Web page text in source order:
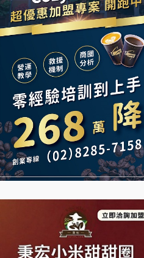
蓁伙烤倆吃加盟說明會
霏等茶加盟說明會
早安山丘加盟說明會
冰封仙果加盟說明會
Ramble Café 漫步藍咖啡加盟
說明會
微風亭鐵板燒加盟說明會
鮮茶道加盟說明會
【曉妍美妝】誠徵行政櫃檯
拾鑶火鍋加盟說明會
阿性情趣無人販售所加盟明會
龍涎居好湯加盟說明會
舒油頭加盟說明會
韓金量加盟說明會
義氣豐發雞加盟說明會
Mr.Wish加盟說明會
白鬍泡泡 BOHO POPO加盟說
明會